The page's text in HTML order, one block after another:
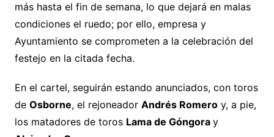
más hasta el fin de semana, lo que dejará en malas
condiciones el ruedo; por ello, empresa y
Ayuntamiento se comprometen a la celebración del
festejo en la citada fecha.
En el cartel, seguirán estando anunciados, con toros
de Osborne, el rejoneador Andrés Romeroy, a pie,
los matadores de toros Lama de Góngora y